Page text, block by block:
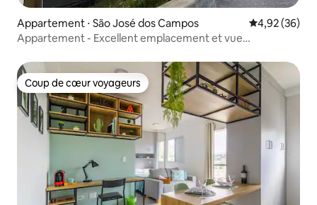
Appartement ⋅ São José dos Campos Évaluation
4,92 (36)
Appartement - Excellent emplacement et vue
Coup de cœur voyageurs
Coup de cœur voyageurs